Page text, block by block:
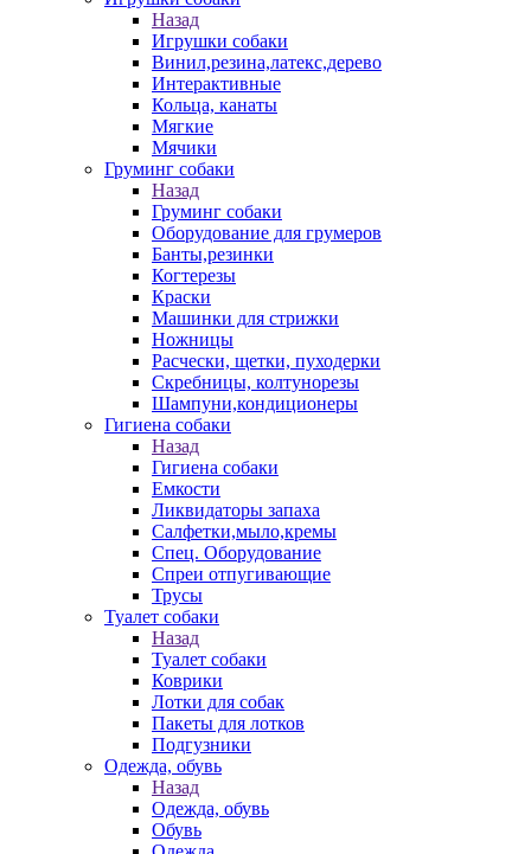
Назад
Игрушки собаки
Винил,резина,латекс,дерево
Интерактивные
Кольца, канаты
Мягкие
Мячики
Груминг собаки
Назад
Груминг собаки
Оборудование для грумеров
Банты,резинки
Когтерезы
Краски
Машинки для стрижки
Ножницы
Расчески, щетки, пуходерки
Скребницы, колтунорезы
Шампуни,кондиционеры
Гигиена собаки
Назад
Гигиена собаки
Емкости
Ликвидаторы запаха
Салфетки,мыло,кремы
Спец. Оборудование
Спреи отпугивающие
Трусы
Туалет собаки
Назад
Туалет собаки
Коврики
Лотки для собак
Пакеты для лотков
Подгузники
Одежда, обувь
Назад
Одежда, обувь
Обувь